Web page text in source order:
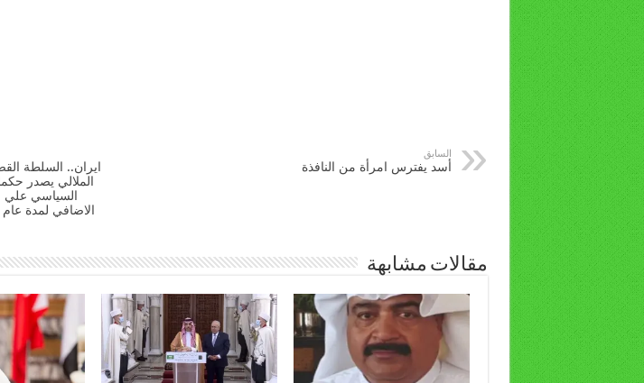
السابق
أسد يفترس امرأة من النافذة
ايران.. السلطة
الملالي يصدر
السياسي علي
الاضافي لمدة
مقالات مشابهة